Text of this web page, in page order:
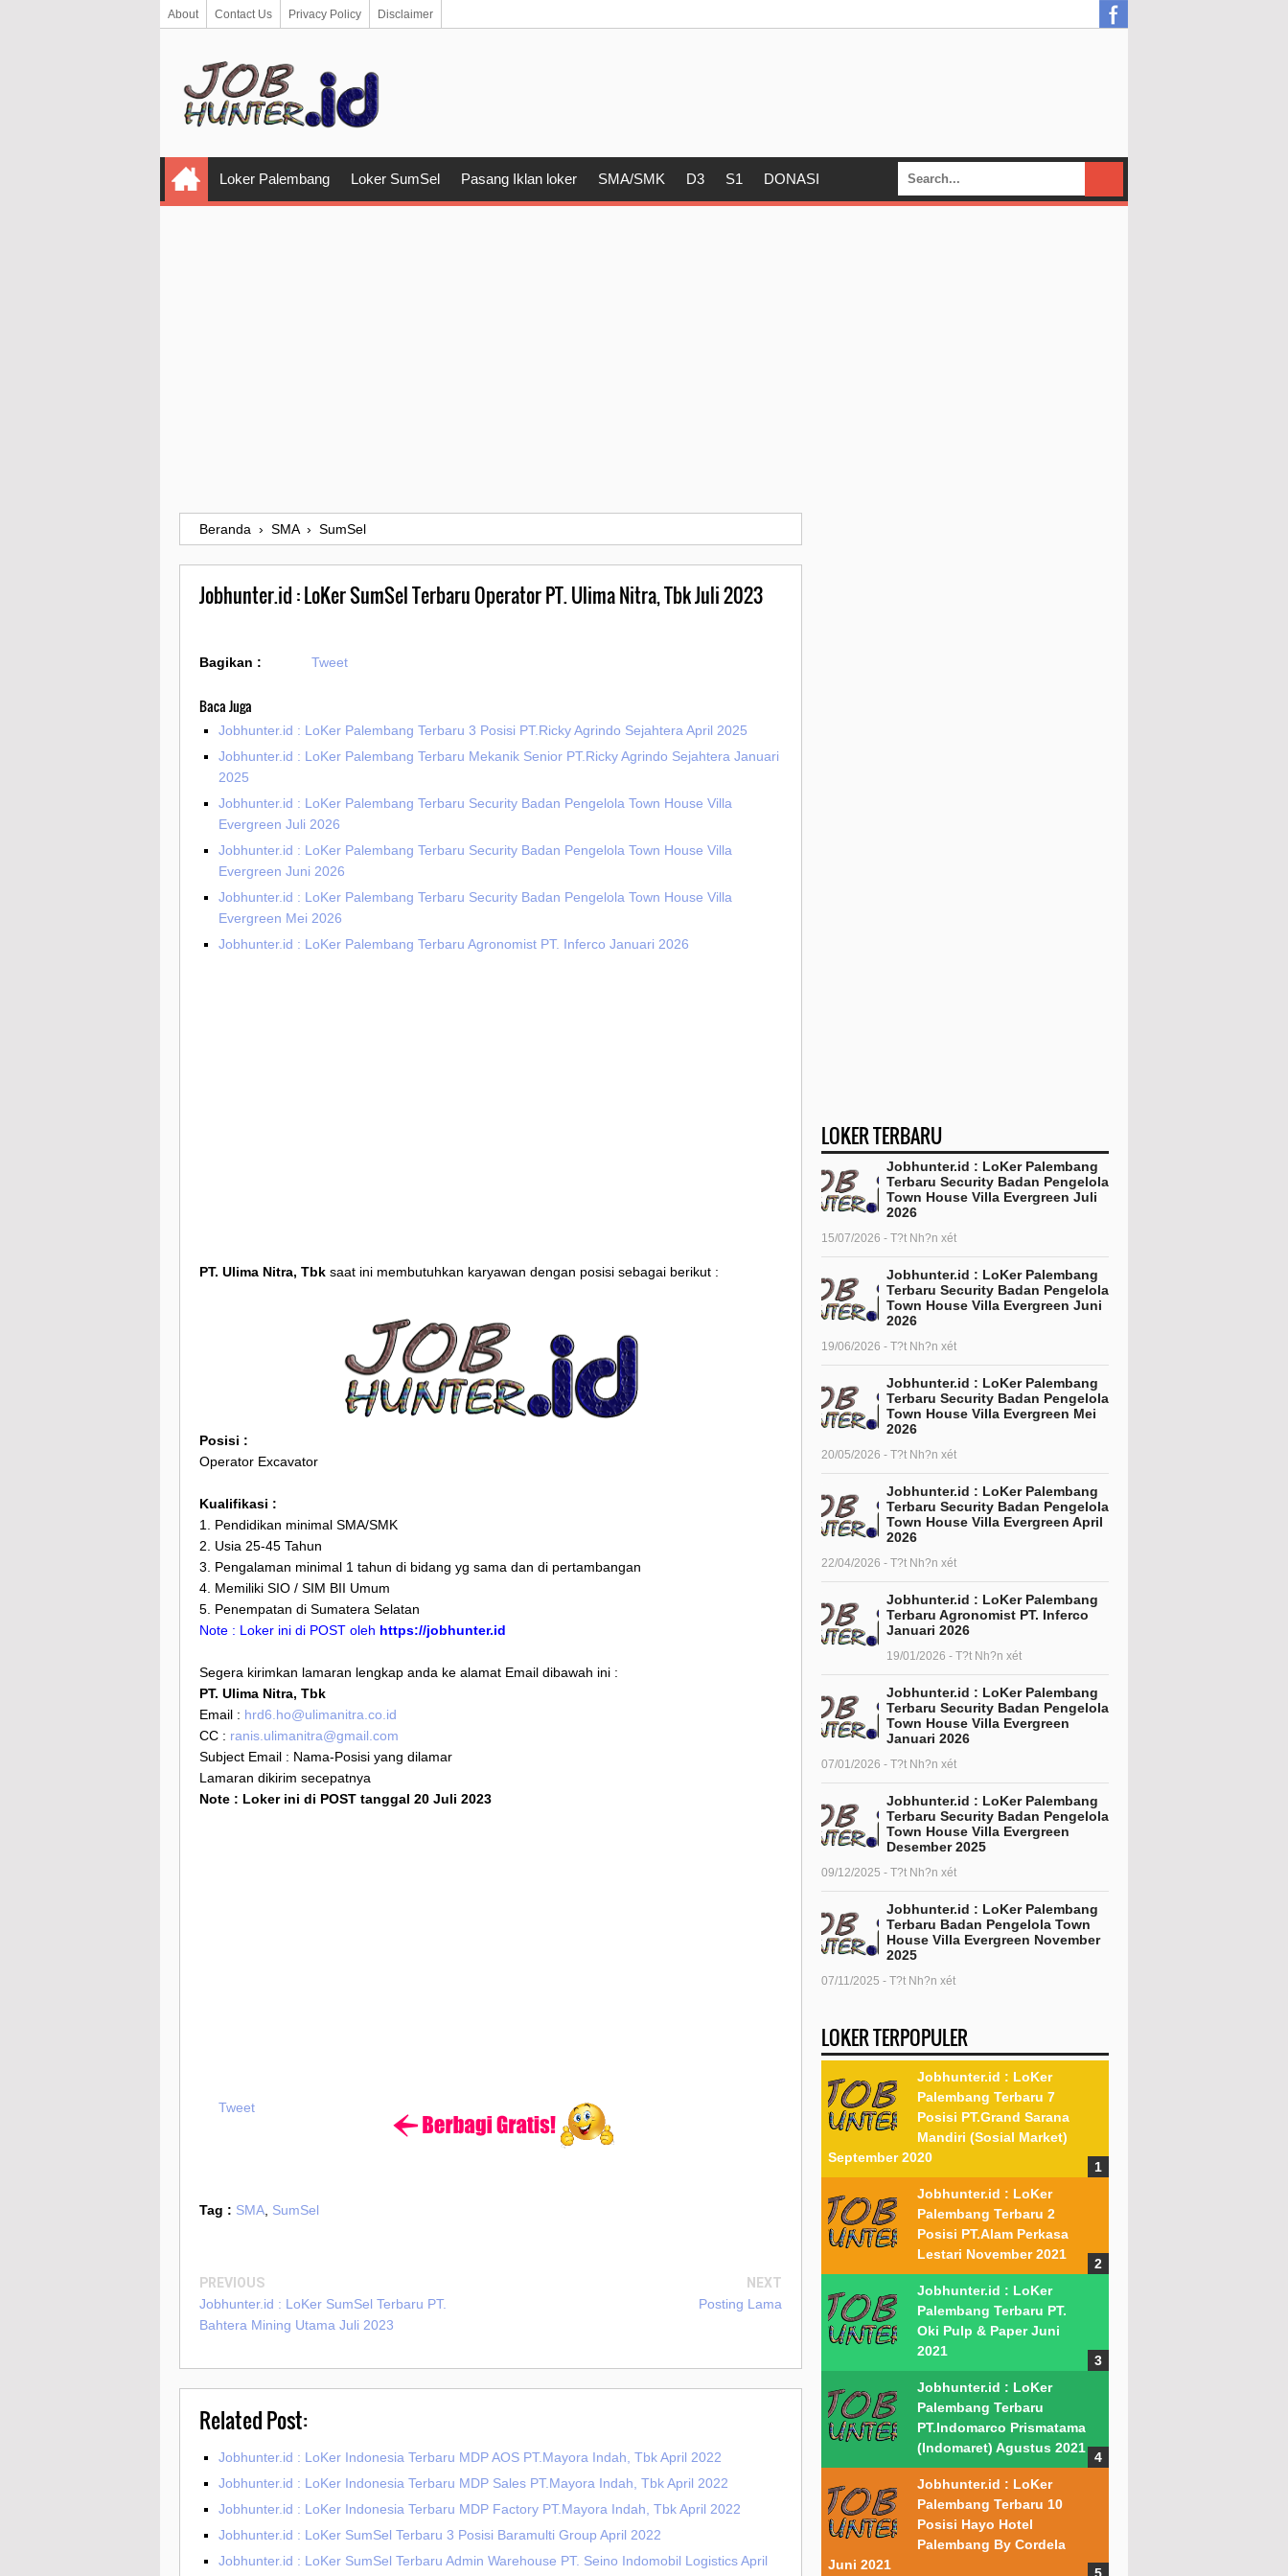
About Contact Us Privacy Policy Disclaimer
Loker Palembang Loker SumSel Pasang Iklan loker SMA/SMK D3 S1 DONASI
Beranda › SMA › SumSel
Jobhunter.id : LoKer SumSel Terbaru Operator PT. Ulima Nitra, Tbk Juli 2023
Bagikan : Tweet
Baca Juga
Jobhunter.id : LoKer Palembang Terbaru 3 Posisi PT.Ricky Agrindo Sejahtera April 2025
Jobhunter.id : LoKer Palembang Terbaru Mekanik Senior PT.Ricky Agrindo Sejahtera Januari
2025
Jobhunter.id : LoKer Palembang Terbaru Security Badan Pengelola Town House Villa
Evergreen Juli 2026
Jobhunter.id : LoKer Palembang Terbaru Security Badan Pengelola Town House Villa
Evergreen Juni 2026
Jobhunter.id : LoKer Palembang Terbaru Security Badan Pengelola Town House Villa
Evergreen Mei 2026
Jobhunter.id : LoKer Palembang Terbaru Agronomist PT. Inferco Januari 2026
PT. Ulima Nitra, Tbk saat ini membutuhkan karyawan dengan posisi sebagai berikut :
Posisi :
Operator Excavator
Kualifikasi :
1. Pendidikan minimal SMA/SMK
2. Usia 25-45 Tahun
3. Pengalaman minimal 1 tahun di bidang yg sama dan di pertambangan
4. Memiliki SIO / SIM BII Umum
5. Penempatan di Sumatera Selatan
Note : Loker ini di POST oleh https://jobhunter.id
Segera kirimkan lamaran lengkap anda ke alamat Email dibawah ini :
PT. Ulima Nitra, Tbk
Email : hrd6.ho@ulimanitra.co.id
CC : ranis.ulimanitra@gmail.com
Subject Email : Nama-Posisi yang dilamar
Lamaran dikirim secepatnya
Note : Loker ini di POST tanggal 20 Juli 2023
Tweet
Tag : SMA SumSel
PREVIOUS
Jobhunter.id : LoKer SumSel Terbaru PT.
Bahtera Mining Utama Juli 2023
NEXT
Posting Lama
Related Post:
Jobhunter.id : LoKer Indonesia Terbaru MDP AOS PT.Mayora Indah, Tbk April 2022
Jobhunter.id : LoKer Indonesia Terbaru MDP Sales PT.Mayora Indah, Tbk April 2022
Jobhunter.id : LoKer Indonesia Terbaru MDP Factory PT.Mayora Indah, Tbk April 2022
Jobhunter.id : LoKer SumSel Terbaru 3 Posisi Baramulti Group April 2022
Jobhunter.id : LoKer SumSel Terbaru Admin Warehouse PT. Seino Indomobil Logistics April
LOKER TERBARU
Jobhunter.id : LoKer Palembang
Terbaru Security Badan Pengelola
Town House Villa Evergreen Juli
2026
15/07/2026 - T?t Nh?n xét
Jobhunter.id : LoKer Palembang
Terbaru Security Badan Pengelola
Town House Villa Evergreen Juni
2026
19/06/2026 - T?t Nh?n xét
Jobhunter.id : LoKer Palembang
Terbaru Security Badan Pengelola
Town House Villa Evergreen Mei
2026
20/05/2026 - T?t Nh?n xét
Jobhunter.id : LoKer Palembang
Terbaru Security Badan Pengelola
Town House Villa Evergreen April
2026
22/04/2026 - T?t Nh?n xét
Jobhunter.id : LoKer Palembang
Terbaru Agronomist PT. Inferco
Januari 2026
19/01/2026 - T?t Nh?n xét
Jobhunter.id : LoKer Palembang
Terbaru Security Badan Pengelola
Town House Villa Evergreen
Januari 2026
07/01/2026 - T?t Nh?n xét
Jobhunter.id : LoKer Palembang
Terbaru Security Badan Pengelola
Town House Villa Evergreen
Desember 2025
09/12/2025 - T?t Nh?n xét
Jobhunter.id : LoKer Palembang
Terbaru Badan Pengelola Town
House Villa Evergreen November
2025
07/11/2025 - T?t Nh?n xét
LOKER TERPOPULER
Jobhunter.id : LoKer
Palembang Terbaru 7
Posisi PT.Grand Sarana
Mandiri (Sosial Market)
September 2020
Jobhunter.id : LoKer
Palembang Terbaru 2
Posisi PT.Alam Perkasa
Lestari November 2021
Jobhunter.id : LoKer
Palembang Terbaru PT.
Oki Pulp & Paper Juni
2021
Jobhunter.id : LoKer
Palembang Terbaru
PT.Indomarco Prismatama
(Indomaret) Agustus 2021
Jobhunter.id : LoKer
Palembang Terbaru 10
Posisi Hayo Hotel
Palembang By Cordela
Juni 2021